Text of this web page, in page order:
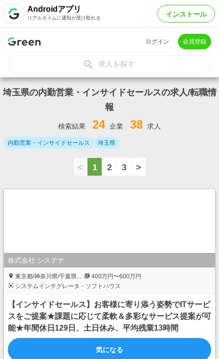
Androidアプリ
リアルタイムに通知が受け取れる インストール
ログイン 会員登録
求人を探す
埼玉県の内勤営業・インサイドセールスの求人/転職情
報
検索結果 24 企業 38 求人
内勤営業・インサイドセールス 埼玉県
< 1 2 3 >
株式会社 システナ
東京都/神奈川県/千葉県...
400万円〜600万円
システムインテグレータ・ソフトハウス
【インサイドセールス】お客様に寄り添う姿勢でITサービ
スをご提案★課題に応じて柔軟＆多彩なサービス提案が可
能★年間休日129日、土日休み、平均残業13時間
気になる